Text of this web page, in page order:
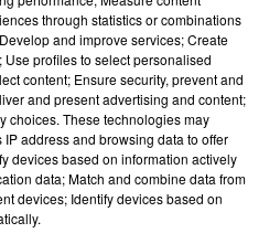
va investir la
photos, la
œuvre « en live »
le célèbre
mis à l’honneur
through statistics or combinations
and improve services; Create
profiles to select personalised
content; Ensure security, prevent and
and present advertising and content;
choices. These technologies may
address and browsing data to offer
devices based on information actively
data; Match and combine data from
devices; Identify devices based on